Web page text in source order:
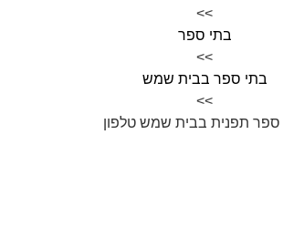
>>
בתי ספר
>>
בתי ספר בבית שמש
>>
ספר תפנית בבית שמש טלפון